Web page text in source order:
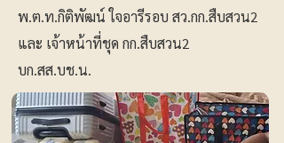
พ.ต.ท.กิติพัฒน์ ใจอารีรอบ สว.กก.สืบสวน2
และ เจ้าหน้าที่ชุด กก.สืบสวน2
บก.สส.บช.น.